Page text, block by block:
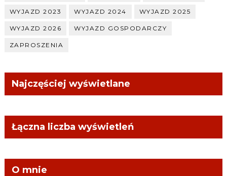
WYJAZD 2023 WYJAZD 2024 WYJAZD 2025
WYJAZD 2026 WYJAZD GOSPODARCZY
ZAPROSZENIA
Najczęściej wyświetlane
Łączna liczba wyświetleń
O mnie